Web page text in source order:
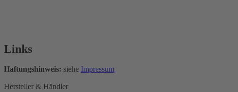
Links
Haftungshinweis: siehe Impressum
Hersteller & Händler